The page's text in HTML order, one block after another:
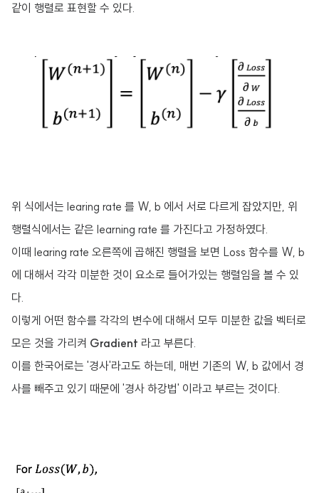
같이 행렬로 표현할 수 있다.
위 식에서는 learing rate 를 W, b 에서 서로 다르게 잡았지만, 위
행렬식에서는 같은 learning rate 를 가진다고 가정하였다.
이때 learing rate 오른쪽에 곱해진 행렬을 보면 Loss 함수를 W, b
에 대해서 각각 미분한 것이 요소로 들어가있는 행렬임을 볼 수 있
다.
이렇게 어떤 함수를 각각의 변수에 대해서 모두 미분한 값을 벡터로
모은 것을 가리켜 Gradient 라고 부른다.
이를 한국어로는 '경사'라고도 하는데, 매번 기존의 W, b 값에서 경
사를 빼주고 있기 때문에 '경사 하강법' 이라고 부르는 것이다.